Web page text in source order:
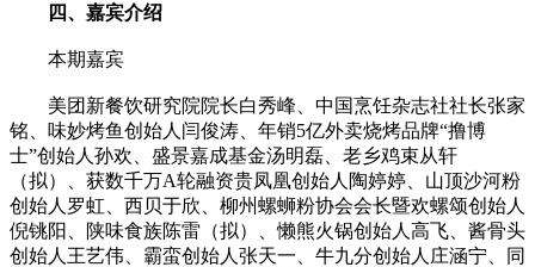
四、嘉宾介绍
本期嘉宾
美团新餐饮研究院院长白秀峰、中国烹饪杂志社社长张家
铭、味妙烤鱼创始人闫俊涛、年销5亿外卖烧烤品牌“撸博
士”创始人孙欢、盛景嘉成基金汤明磊、老乡鸡束从轩
（拟）、获数千万A轮融资贵凤凰创始人陶婷婷、山顶沙河粉
创始人罗虹、西贝于欣、柳州螺蛳粉协会会长暨欢螺颂创始人
倪铫阳、陕味食族陈雷（拟）、懒熊火锅创始人高飞、酱骨头
创始人王艺伟、霸蛮创始人张天一、牛九分创始人庄涵宁、同